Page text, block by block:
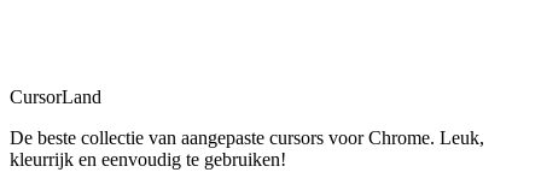
CursorLand
De beste collectie van aangepaste cursors voor Chrome. Leuk,
kleurrijk en eenvoudig te gebruiken!